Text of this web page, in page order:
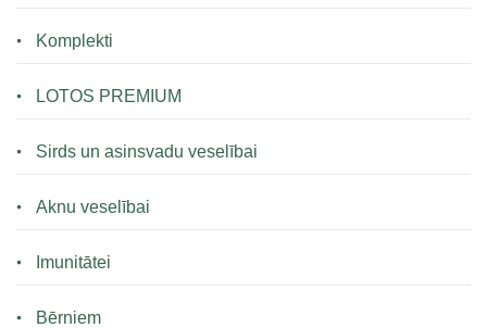
Komplekti
LOTOS PREMIUM
Sirds un asinsvadu veselībai
Aknu veselībai
Imunitātei
Bērniem